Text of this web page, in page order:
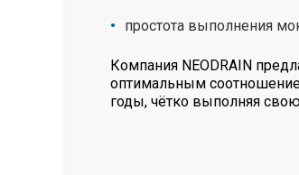
простота выполнения
Компания NEODRAIN
оптимальным
годы, чётко выполняя